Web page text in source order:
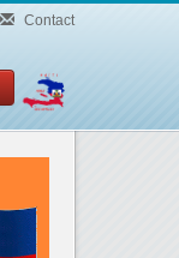
Contact